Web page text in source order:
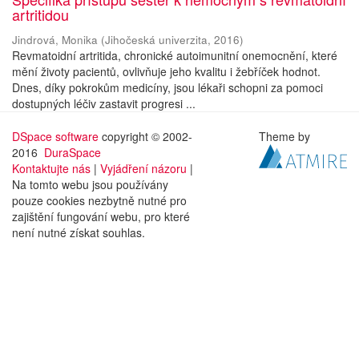
artritidou
Jindrová, Monika (Jihočeská univerzita, 2016)
Revmatoidní artritida, chronické autoimunitní onemocnění, které
mění životy pacientů, ovlivňuje jeho kvalitu i žebříček hodnot.
Dnes, díky pokrokům medicíny, jsou lékaři schopni za pomoci
dostupných léčiv zastavit progresi ...
DSpace software copyright © 2002-
2016 DuraSpace
Kontaktujte nás | Vyjádření názoru |
Na tomto webu jsou používány
pouze cookies nezbytně nutné pro
zajištění fungování webu, pro které
není nutné získat souhlas.
Theme by